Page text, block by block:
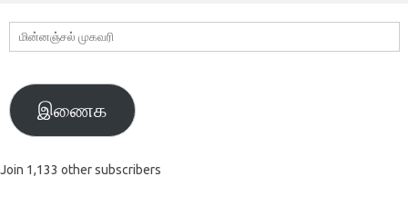
மின்னஞ்சல்
முகவரி
இணைக
Join 1,133 other subscribers